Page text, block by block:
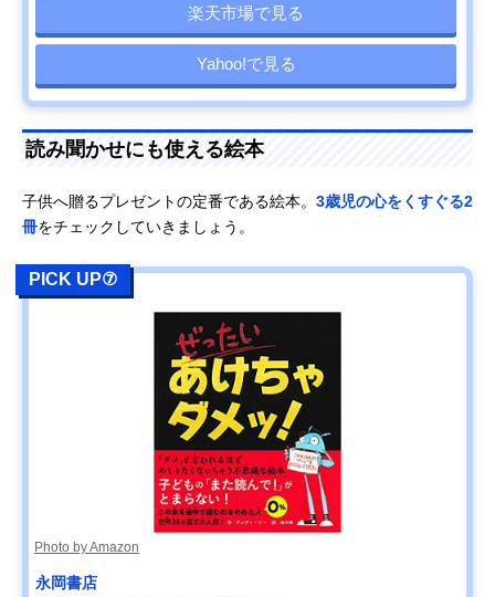
楽天市場で見る
Yahoo!で見る
読み聞かせにも使える絵本
子供へ贈るプレゼントの定番である絵本。 3歳児の心をくすぐる2
冊をチェックしていきましょう。
PICK UP⑦
Photo by Amazon
永岡書店